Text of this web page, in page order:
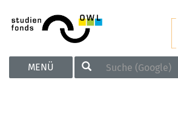
TOGGLE
NAVIGATION
MENÜ